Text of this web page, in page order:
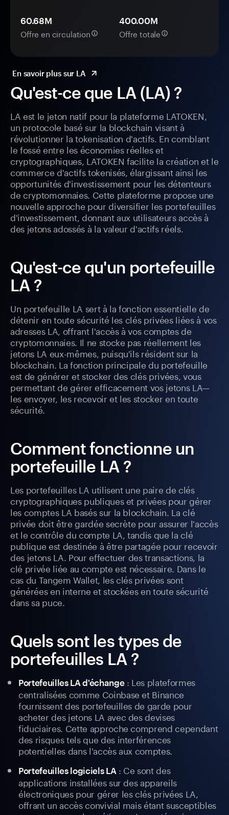
Qu'est-ce que LA (LA) ?
LA est le jeton natif pour la plateforme LATOKEN,
un protocole basé sur la blockchain visant à
révolutionner la tokenisation d'actifs. En comblant
le fossé entre les économies réelles et
cryptographiques, LATOKEN facilite la création et le
commerce d'actifs tokenisés, élargissant ainsi les
opportunités d'investissement pour les détenteurs
de cryptomonnaies. Cette plateforme propose une
nouvelle approche pour diversifier les portefeuilles
d'investissement, donnant aux utilisateurs accès à
des jetons adossés à la valeur d'actifs réels.
Qu'est-ce qu'un portefeuille
LA ?
Un portefeuille LA sert à la fonction essentielle de
détenir en toute sécurité les clés privées liées à vos
adresses LA, offrant l'accès à vos comptes de
cryptomonnaies. Il ne stocke pas réellement les
jetons LA eux-mêmes, puisqu'ils résident sur la
blockchain. La fonction principale du portefeuille
est de générer et stocker des clés privées, vous
permettant de gérer efficacement vos jetons LA—
les envoyer, les recevoir et les stocker en toute
sécurité.
Comment fonctionne un
portefeuille LA ?
Les portefeuilles LA utilisent une paire de clés
cryptographiques publiques et privées pour gérer
les comptes LA basés sur la blockchain. La clé
privée doit être gardée secrète pour assurer l'accès
et le contrôle du compte LA, tandis que la clé
publique est destinée à être partagée pour recevoir
des jetons LA. Pour effectuer des transactions, la
clé privée liée au compte est nécessaire. Dans le
cas du Tangem Wallet, les clés privées sont
générées en interne et stockées en toute sécurité
dans sa puce.
Quels sont les types de
portefeuilles LA ?
Portefeuilles LA d'échange: Les plateformes
centralisées comme Coinbase et Binance
fournissent des portefeuilles de garde pour
acheter des jetons LA avec des devises
fiduciaires. Cette approche comprend cependant
des risques tels que des interférences
potentielles dans l'accès aux comptes.
Portefeuilles logiciels LA : Ce sont des
applications installées sur des appareils
électroniques pour gérer les clés privées LA,
offrant un accès convivial mais étant susceptibles
60.68M
Offre en circulation
400.00M
Offre totale
En savoir plus sur LA